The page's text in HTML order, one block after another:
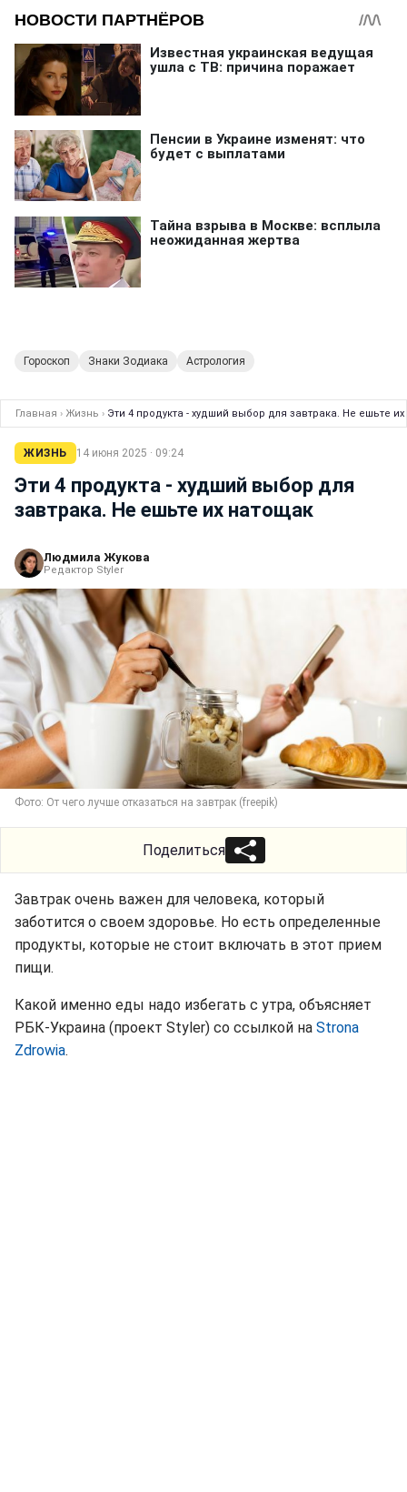
Гороскоп Знаки Зодиака Астрология
Главная › Жизнь › Эти 4 продукта - худший выбор для завтрака. Не ешьте
ЖИЗНЬ 14 июня 2025 · 09:24
Эти 4 продукта - худший выбор для
завтрака. Не ешьте их натощак
Людмила Жукова
Редактор Styler
Фото: От чего лучше отказаться на завтрак (freepik)
Поделиться
Завтрак очень важен для человека, который
заботится о своем здоровье. Но есть определенные
продукты, которые не стоит включать в этот прием
пищи.
Какой именно еды надо избегать с утра, объясняет
РБК-Украина (проект Styler) со ссылкой на Strona
Zdrowia.